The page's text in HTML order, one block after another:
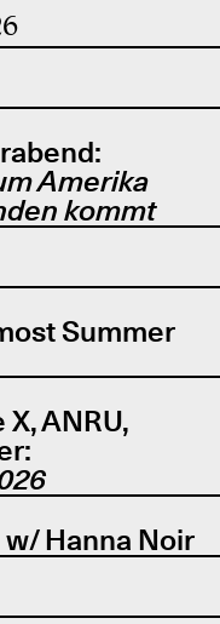
Amerika
kommt
Summer
X, ANRU,
Hanna Noir